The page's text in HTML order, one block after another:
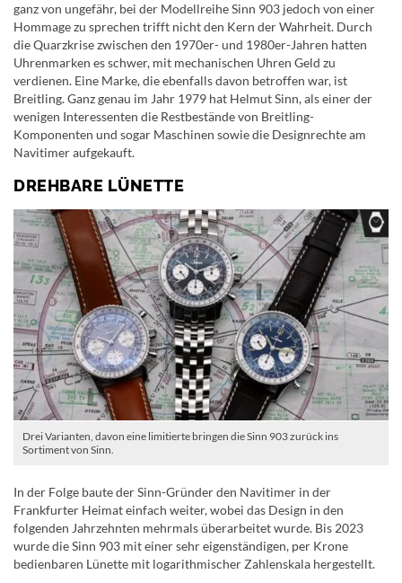
ganz von ungefähr, bei der Modellreihe Sinn 903 jedoch von einer
Hommage zu sprechen trifft nicht den Kern der Wahrheit. Durch
die Quarzkrise zwischen den 1970er- und 1980er-Jahren hatten
Uhrenmarken es schwer, mit mechanischen Uhren Geld zu
verdienen. Eine Marke, die ebenfalls davon betroffen war, ist
Breitling. Ganz genau im Jahr 1979 hat Helmut Sinn, als einer der
wenigen Interessenten die Restbestände von Breitling-
Komponenten und sogar Maschinen sowie die Designrechte am
Navitimer aufgekauft.
DREHBARE LÜNETTE
Drei Varianten, davon eine limitierte bringen die Sinn 903 zurück ins
Sortiment von Sinn.
In der Folge baute der Sinn-Gründer den Navitimer in der
Frankfurter Heimat einfach weiter, wobei das Design in den
folgenden Jahrzehnten mehrmals überarbeitet wurde. Bis 2023
wurde die Sinn 903 mit einer sehr eigenständigen, per Krone
bedienbaren Lünette mit logarithmischer Zahlenskala hergestellt.